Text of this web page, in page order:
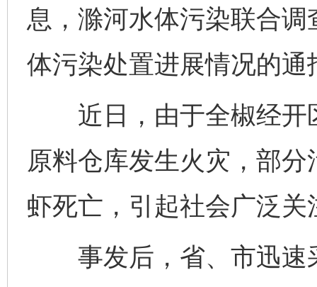
息，‍‍‍‍滁河水体污染联合
体污染处置进展情况的通
近日，由于全椒经开
原料仓库发生火灾，部
虾死亡，引起社会广泛关
事发后，省、市迅速